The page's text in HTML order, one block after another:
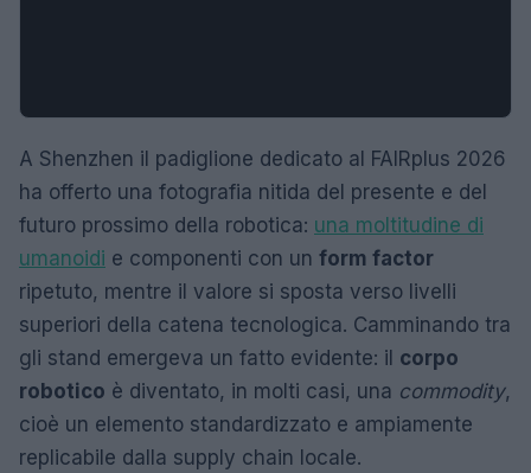
A Shenzhen il padiglione dedicato al FAIRplus 2026
ha offerto una fotografia nitida del presente e del
futuro prossimo della robotica: una moltitudine di
umanoidi e componenti con un form factor
ripetuto, mentre il valore si sposta verso livelli
superiori della catena tecnologica. Camminando tra
gli stand emergeva un fatto evidente: il corpo
robotico è diventato, in molti casi, una commodity,
cioè un elemento standardizzato e ampiamente
replicabile dalla supply chain locale.